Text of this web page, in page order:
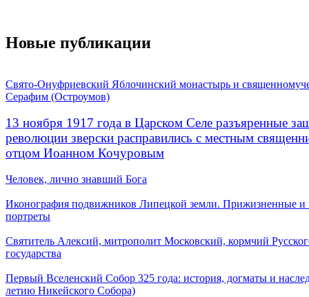
Новые публикации
Свято-Онуфриевский Яблочинский монастырь и
Серафим (Остроумов)
13 ноября 1917 года в Царском Селе разъяренные
революции зверски расправились с местным
отцом Иоанном Кочуровым
Человек, лично знавший Бога
Иконография подвижников Липецкой земли. Прижизненные и
портреты
Святитель Алексий, митрополит Московский, кормчий
государства
Первый Вселенский Собор 325 года: история, догматы и
летию Никейского Собора)